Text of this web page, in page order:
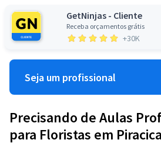
GetNinjas - Cliente
Receba orçamentos grátis
+30K
Seja um profissional
Precisando de Aulas
para Floristas em